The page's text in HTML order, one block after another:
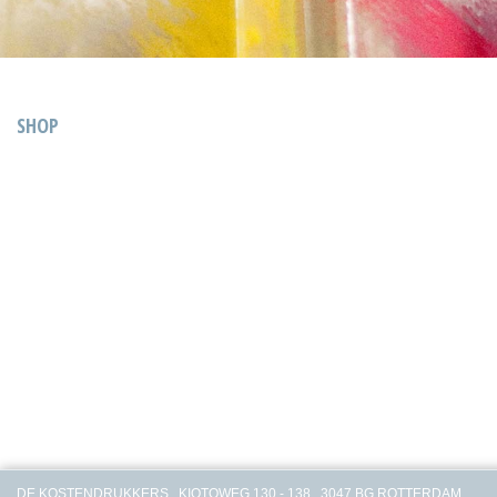
SHOP
DE KOSTENDRUKKERS . KIOTOWEG 130 - 138 . 3047 BG ROTTERDAM .